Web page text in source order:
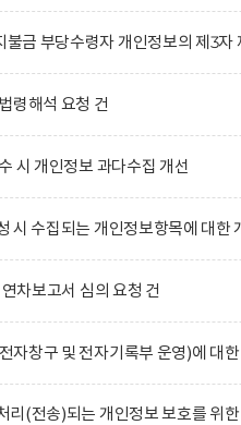
금 부당수령자 개인정보의 제3자
령해석 요청 건
시 개인정보 과다수집 개선
시 수집되는 개인정보항목에 대한
차보고서 심의 요청 건
자창구 및 전자기록부 운영)에 대
리(전송)되는 개인정보 보호를 위